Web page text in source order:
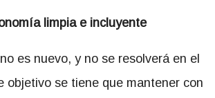
limpia e incluyente
es nuevo, y no se resolverá en el
objetivo se tiene que mantener con